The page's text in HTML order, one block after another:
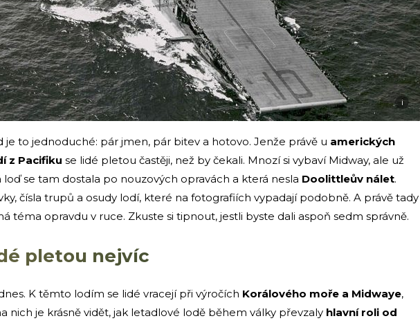
i
je to jednoduché: pár jmen, pár bitev a hotovo. Jenže právě u amerických
z Pacifiku se lidé pletou častěji, než by čekali. Mnozí si vybaví Midway, ale už
se tam dostala po nouzových opravách a která nesla Doolittleův nálet.
čísla trupů a osudy lodí, které na fotografiích vypadají podobně. A právě tady
téma opravdu v ruce. Zkuste si tipnout, jestli byste dali aspoň sedm správně.
pletou nejvíc
K těmto lodím se lidé vracejí při výročích Korálového moře a Midwaye,
nich je krásně vidět, jak letadlové lodě během války převzaly hlavní roli od